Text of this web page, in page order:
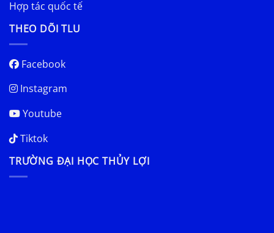
Hợp tác quốc tế
THEO DÕI TLU
Facebook
Instagram
Youtube
Tiktok
TRƯỜNG ĐẠI HỌC THỦY LỢI